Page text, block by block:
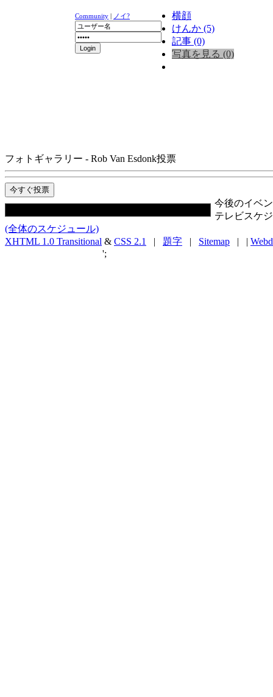
Community | ノイ?
横顔
けんか (5)
記事 (0)
写真を見る (0)
フォトギャラリー - Rob Van Esdonk投票
今後のイベ
テレビスケ
(全体のスケジュール)
XHTML 1.0 Transitional & CSS 2.1 | 題字 | Sitemap | |
';